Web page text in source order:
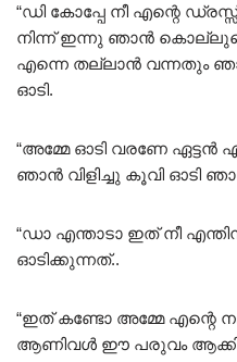
“ഡി കോപ്പേ നീ എന്റെ
നിന്ന് ഇന്നു ഞാൻ
എന്നെ തല്ലാൻ വന്നതും
ഓടി.
“അമ്മേ ഓടി വരണേ
ഞാൻ വിളിച്ചു കൂവി ഓടി
“ഡാ എന്താടാ ഇത് നീ
ഓടിക്കുന്നത്..
“ഇത് കണ്ടോ അമ്മേ എന്റെ
ആണിവൾ ഈ പരുവം